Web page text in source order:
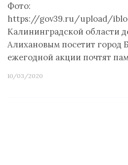
Фото:
https://gov39.ru/upload/
Калининградской области
Алихановым посетит город
ежегодной акции почтят
10/03/2020